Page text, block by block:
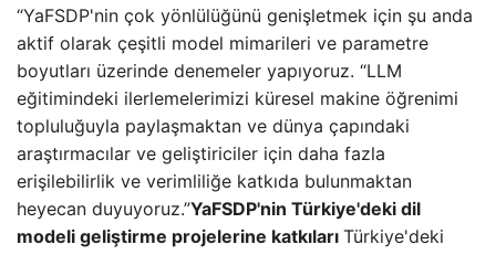
“YaFSDP'nin çok yönlülüğünü genişletmek için şu anda
aktif olarak çeşitli model mimarileri ve parametre
boyutları üzerinde denemeler yapıyoruz. “LLM
eğitimindeki ilerlemelerimizi küresel makine öğrenimi
topluluğuyla paylaşmaktan ve dünya çapındaki
araştırmacılar ve geliştiriciler için daha fazla
erişilebilirlik ve verimliliğe katkıda bulunmaktan
heyecan duyuyoruz.”YaFSDP'nin Türkiye'deki dil
modeli geliştirme projelerine katkıları Türkiye'deki